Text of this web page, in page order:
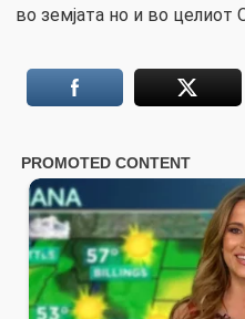
во земјата но и во целиот